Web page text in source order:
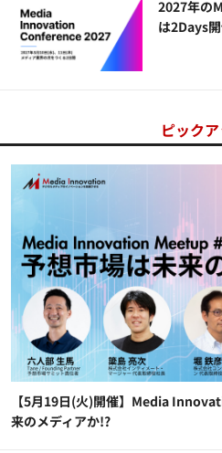
2027年の
は2Days
ピック
【5月19日(火)開催】Media
来のメディアか!?